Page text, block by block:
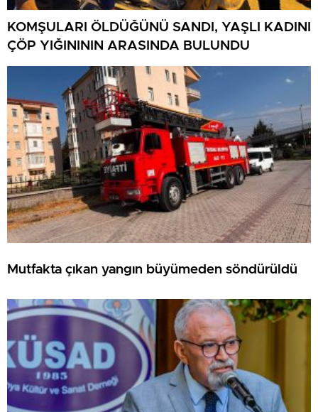
KOMŞULARI ÖLDÜĞÜNÜ SANDI, YAŞLI KADINI
ÇÖP YIĞINININ ARASINDA BULUNDU
Mutfakta çıkan yangın büyümeden söndürüldü